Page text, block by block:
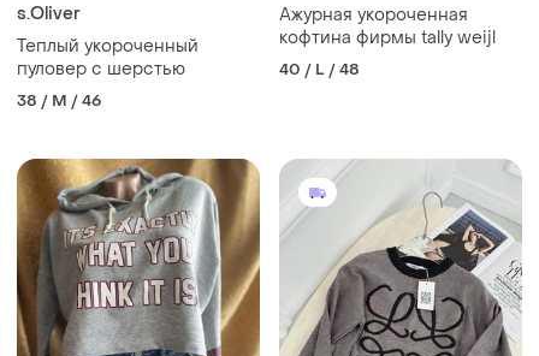
s.Oliver
Теплый укороченный
пуловер с шерстью
38 / M / 46
Ажурная укороченная
кофтина фирмы tally weijl
40 / L / 48